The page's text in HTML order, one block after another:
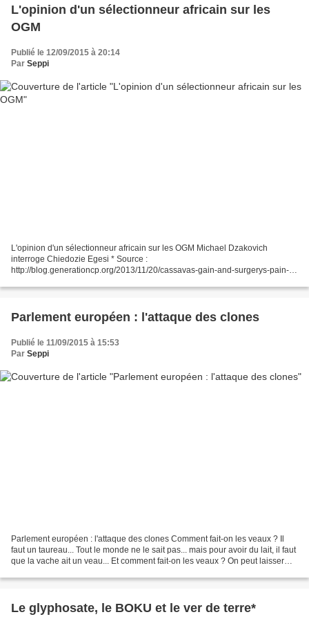
L'opinion d'un sélectionneur africain sur les
OGM
Publié le 12/09/2015 à 20:14
Par Seppi
L'opinion d'un sélectionneur africain sur les OGM Michael Dzakovich
interroge Chiedozie Egesi * Source :
http://blog.generationcp.org/2013/11/20/cassavas-gain-and-surgerys-pain-
personnes...
Parlement européen : l'attaque des clones
Publié le 11/09/2015 à 15:53
Par Seppi
Parlement européen : l'attaque des clones Comment fait-on les veaux ? Il
faut un taureau... Tout le monde ne le sait pas... mais pour avoir du lait, il faut
que la vache ait un veau... Et comment fait-on les veaux ? On peut laisser
Le glyphosate, le BOKU et le ver de terre*